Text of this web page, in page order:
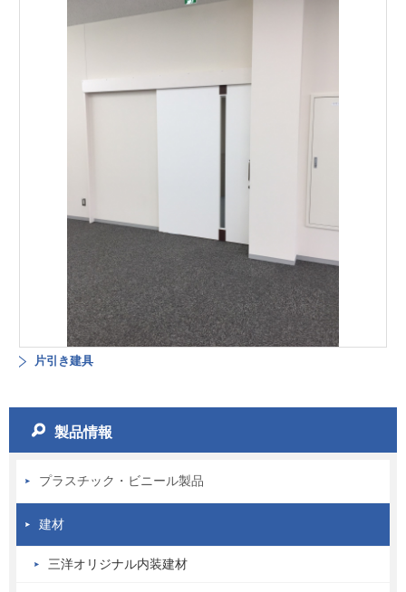
片引き建具
製品情報
プラスチック・ビニール製品
建材
三洋オリジナル内装建材